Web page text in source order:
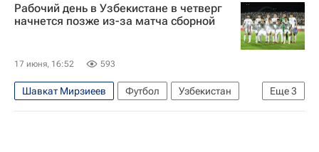
Фабио Каннаваро
ЧМ по футболу 2026
Истанбул Башакшехир
Рабочий день в Узбекистане в четверг
начнется позже из-за матча сборной
17 июня, 16:52 593
Еще3
Шавкат Мирзиеев Футбол
Узбекистан
США
Мексика ЧМ по футболу 2026